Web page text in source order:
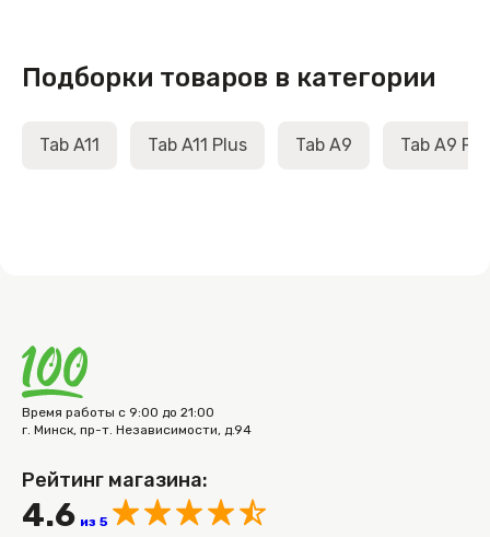
Подборки товаров в категории
Tab A11 Tab A11 Plus Tab A9 Tab A9
Время работы с 9:00 до 21:00
г. Минск, пр-т. Независимости, д.94
Рейтинг магазина:
4.6 из 5